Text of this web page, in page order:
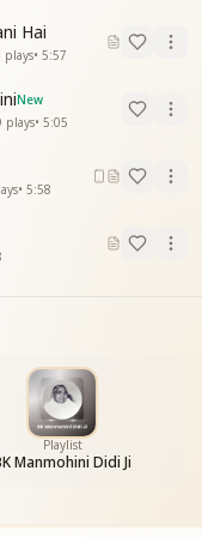
Hai
plays• 5:57
New
plays• 5:05
• 5:58
Playlist
Manmohini Didi Ji